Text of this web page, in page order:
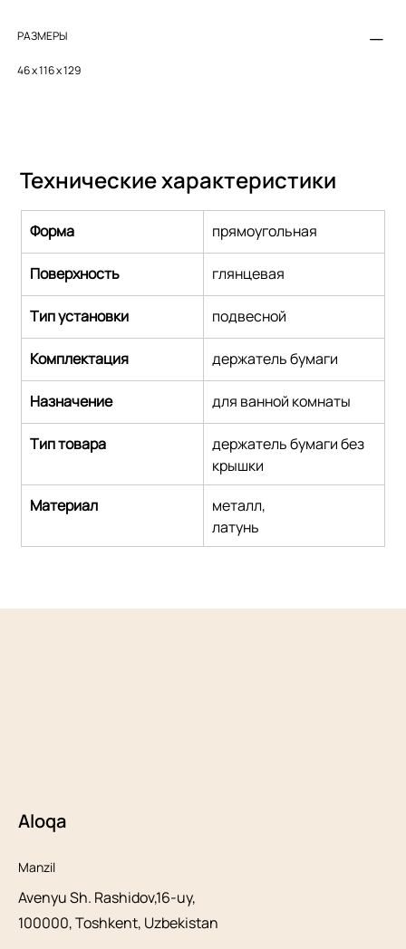
РАЗМЕРЫ
46 x 116 x 129
Технические характеристики
Форма прямоугольная
Поверхность глянцевая
Тип установки подвесной
Комплектация держатель бумаги
Назначение для ванной комнаты
Тип товара
держатель бумаги без
крышки
Материал
металл,
латунь
Aloqa
Manzil
Avenyu Sh. Rashidov,16-uy,
100000, Toshkent, Uzbekistan